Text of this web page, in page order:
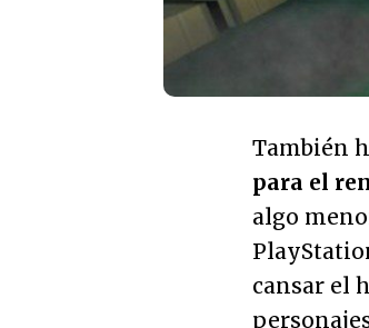
También
para el
algo
cansar el